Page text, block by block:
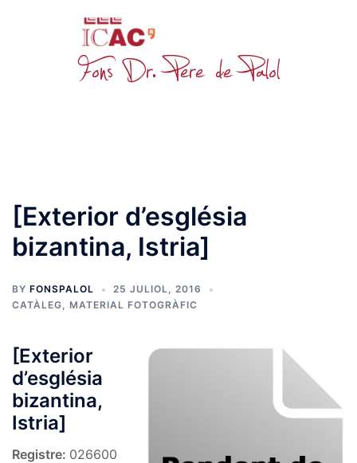
[Exterior d’església
bizantina, Istria]
BY FONSPALOL
25 JULIOL, 2016
CATÀLEG, MATERIAL FOTOGRÀFIC
[Exterior
d’església
bizantina,
Istria]
Registre: 026600